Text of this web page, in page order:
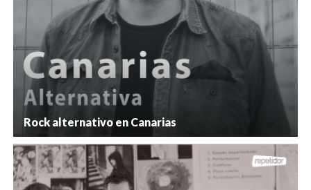
Rock alternativo en Canarias